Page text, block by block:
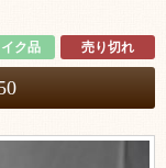
イク品 売り切れ